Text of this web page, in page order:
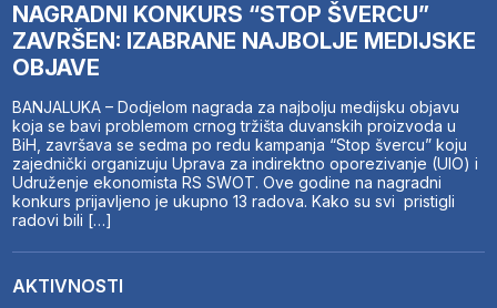
NAGRADNI KONKURS “STOP ŠVERCU”
ZAVRŠEN: IZABRANE NAJBOLJE MEDIJSKE
OBJAVE
BANJALUKA – Dodjelom nagrada za najbolju medijsku objavu
koja se bavi problemom crnog tržišta duvanskih proizvoda u
BiH, završava se sedma po redu kampanja “Stop švercu” koju
zajednički organizuju Uprava za indirektno oporezivanje (UIO) i
Udruženje ekonomista RS SWOT. Ove godine na nagradni
konkurs prijavljeno je ukupno 13 radova. Kako su svi pristigli
radovi bili […]
AKTIVNOSTI